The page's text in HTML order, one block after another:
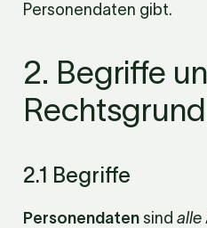
Personendaten gibt.
2. Begriffe
2.1 Begriffe
Personendaten sind alle